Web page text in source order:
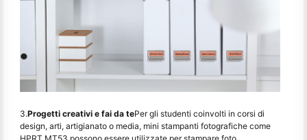
3.Progetti creativi e fai da tePer gli studenti coinvolti in corsi di
design, arti, artigianato o media, mini stampanti fotografiche come